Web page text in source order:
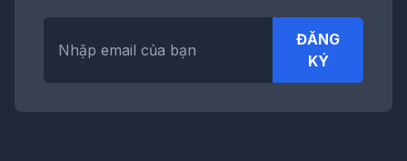
ĐĂNG
KÝ